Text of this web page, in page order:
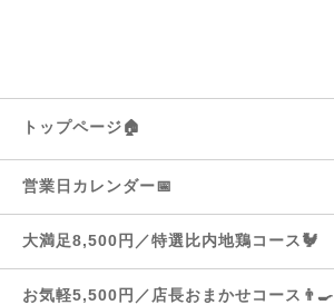
トップページ🏠
営業日カレンダー📅
大満足8,500円／特選比内地鶏コース🐓
お気軽5,500円／店長おまかせコース👨‍🍳